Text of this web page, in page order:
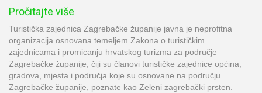
Pročitajte više
Turistička zajednica Zagrebačke županije javna je neprofitna
organizacija osnovana temeljem Zakona o turističkim
zajednicama i promicanju hrvatskog turizma za područje
Zagrebačke županije, čiji su članovi turističke zajednice općina,
gradova, mjesta i područja koje su osnovane na području
Zagrebačke županije, poznate kao Zeleni zagrebački prsten.